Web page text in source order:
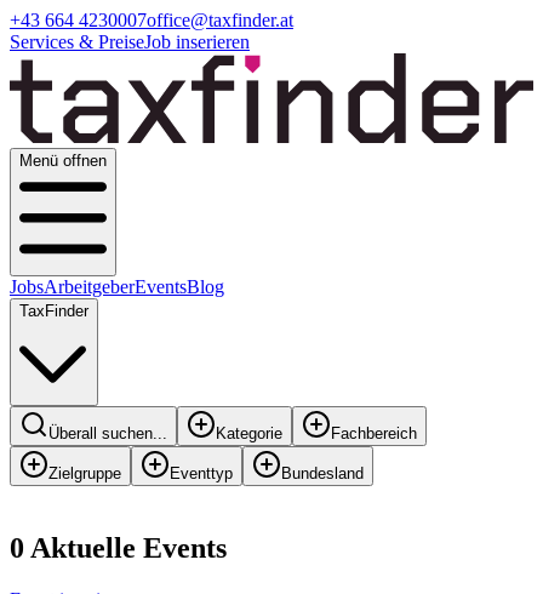
+43 664 4230007office@taxfinder.at
Services & PreiseJob inserieren
Menü offnen
JobsArbeitgeberEventsBlog
TaxFinder
Überall suchen... Kategorie Fachbereich
Zielgruppe Eventtyp Bundesland
0 Aktuelle Events